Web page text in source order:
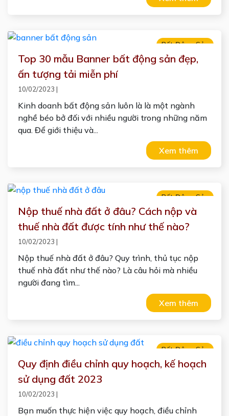
Bất Động Sản
Top 30 mẫu Banner bất động sản đẹp,
ấn tượng tải miễn phí
10/02/2023 |
Kinh doanh bất động sản luôn là là một ngành
nghề béo bở đối với nhiều người trong những năm
qua. Để giới thiệu và...
Xem thêm
Bất Động Sản
Nộp thuế nhà đất ở đâu? Cách nộp và
thuế nhà đất được tính như thế nào?
10/02/2023 |
Nộp thuế nhà đất ở đâu? Quy trình, thủ tục nộp
thuế nhà đất như thế nào? Là câu hỏi mà nhiều
người đang tìm...
Xem thêm
Bất Động Sản
Quy định điều chỉnh quy hoạch, kế hoạch
sử dụng đất 2023
10/02/2023 |
Bạn muốn thực hiện việc quy hoạch, điều chỉnh